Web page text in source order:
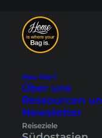
Neu hier?
Über uns
Ressourcen
Newsletter
Reiseziele